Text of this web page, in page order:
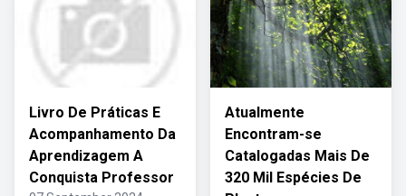
Livro De Práticas E
Acompanhamento Da
Aprendizagem A
Conquista Professor
Atualmente
Encontram-se
Catalogadas Mais De
320 Mil Espécies De